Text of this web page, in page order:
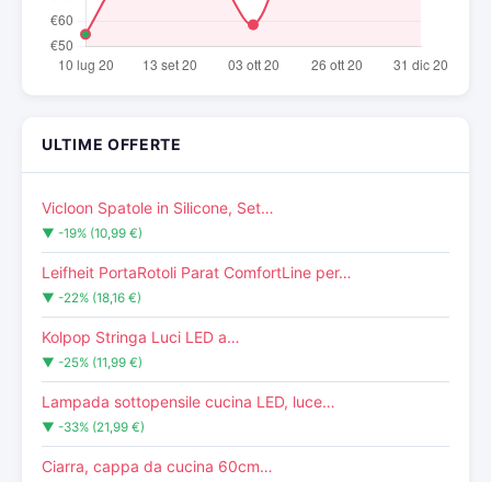
ULTIME OFFERTE
Vicloon Spatole in Silicone, Set…
▼ -19% (10,99 €)
Leifheit PortaRotoli Parat ComfortLine per…
▼ -22% (18,16 €)
Kolpop Stringa Luci LED a…
▼ -25% (11,99 €)
Lampada sottopensile cucina LED, luce…
▼ -33% (21,99 €)
Ciarra, cappa da cucina 60cm…